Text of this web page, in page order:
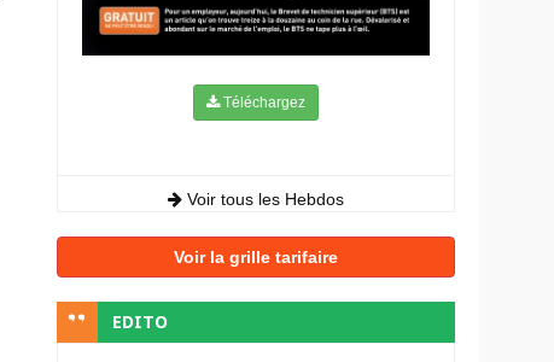
Téléchargez
Voir tous les Hebdos
Voir la grille tarifaire
EDITO